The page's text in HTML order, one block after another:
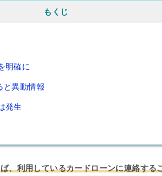
もくじ
明確に
と異動情報
発生
、利用しているカードローンに連絡する